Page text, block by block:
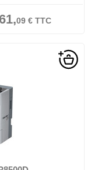
09€TTC